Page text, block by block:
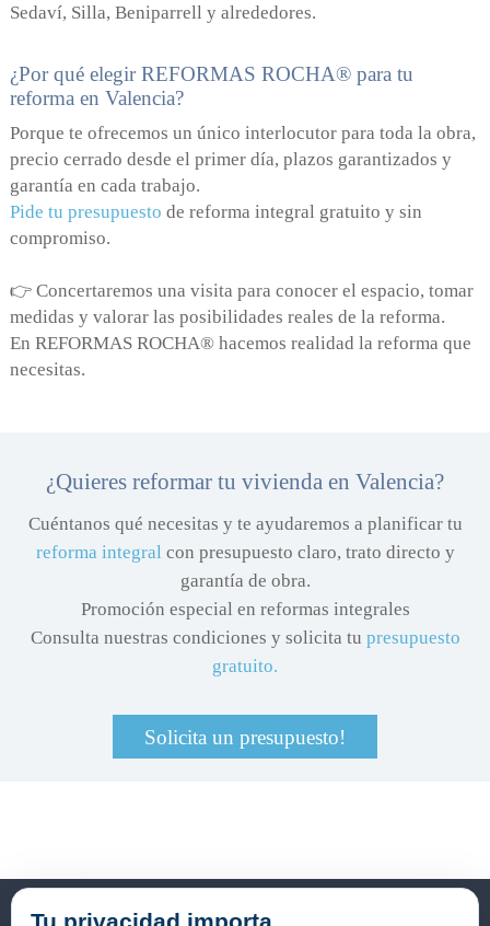
Sedaví, Silla, Beniparrell y alrededores.
¿Por qué elegir REFORMAS ROCHA® para tu
reforma en Valencia?
Porque te ofrecemos un único interlocutor para toda la obra,
precio cerrado desde el primer día, plazos garantizados y
garantía en cada trabajo.
Pide tu presupuesto de reforma integral gratuito y sin
compromiso.
👉 Concertaremos una visita para conocer el espacio, tomar
medidas y valorar las posibilidades reales de la reforma.
En REFORMAS ROCHA® hacemos realidad la reforma que
necesitas.
¿Quieres reformar tu vivienda en Valencia?
Cuéntanos qué necesitas y te ayudaremos a planificar tu
reforma integral con presupuesto claro, trato directo y
garantía de obra.
Promoción especial en reformas integrales
Consulta nuestras condiciones y solicita tu presupuesto
gratuito.
Solicita un presupuesto!
CONTÁCTANOS